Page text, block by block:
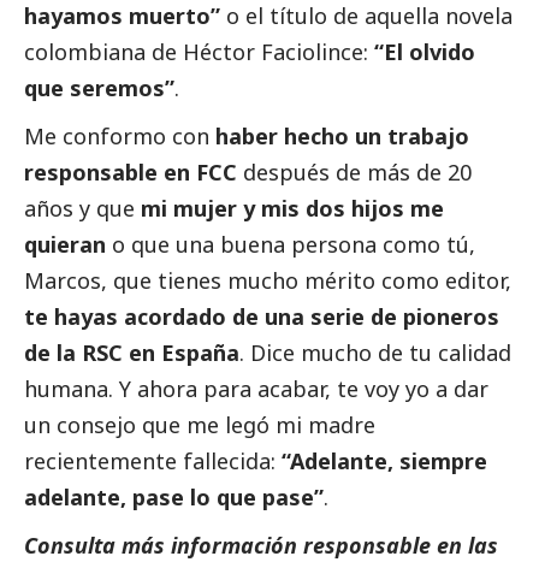
hayamos muerto” o el título de aquella novela
colombiana de Héctor Faciolince: “El olvido
que seremos”.
Me conformo con haber hecho un trabajo
responsable en FCC después de más de 20
años y que mi mujer y mis dos hijos me
quieran o que una buena persona como tú,
Marcos, que tienes mucho mérito como editor,
te hayas acordado de una serie de pioneros
de la RSC en España. Dice mucho de tu calidad
humana. Y ahora para acabar, te voy yo a dar
un consejo que me legó mi madre
recientemente fallecida: “Adelante, siempre
adelante, pase lo que pase”.
Consulta más información responsable en las